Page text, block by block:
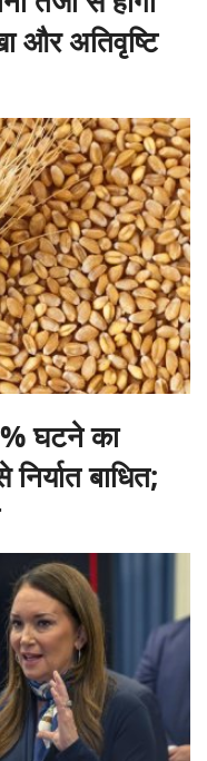
और अतिवृष्टि
घटने का
बाधित;